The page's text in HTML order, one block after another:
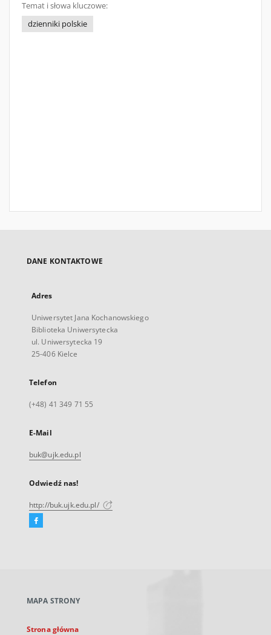
Temat i słowa kluczowe:
dzienniki polskie
DANE KONTAKTOWE
Adres
Uniwersytet Jana Kochanowskiego
Biblioteka Uniwersytecka
ul. Uniwersytecka 19
25-406 Kielce
Telefon
(+48) 41 349 71 55
E-Mail
buk@ujk.edu.pl
Odwiedź nas!
http://buk.ujk.edu.pl/
Facebook
karcie
MAPA STRONY
Strona główna